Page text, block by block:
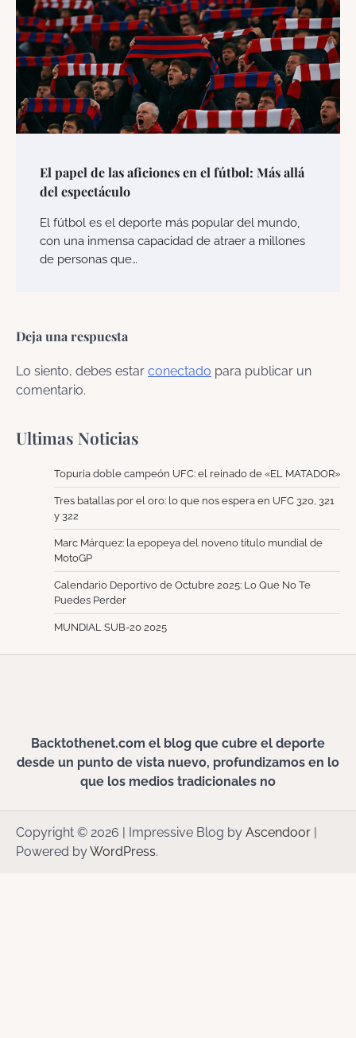
El papel de las aficiones en el fútbol: Más allá
del espectáculo
El fútbol es el deporte más popular del mundo,
con una inmensa capacidad de atraer a millones
de personas que…
Deja una respuesta
Lo siento, debes estar conectado para publicar un
comentario.
Ultimas Noticias
Topuria doble campeón UFC: el reinado de «EL MATADOR»
Tres batallas por el oro: lo que nos espera en UFC 320, 321
y 322
Marc Márquez: la epopeya del noveno título mundial de
MotoGP
Calendario Deportivo de Octubre 2025: Lo Que No Te
Puedes Perder
MUNDIAL SUB-20 2025
Backtothenet.com el blog que cubre el deporte
desde un punto de vista nuevo, profundizamos en lo
que los medios tradicionales no
Copyright © 2026 | Impressive Blog by Ascendoor |
Powered byWordPress.